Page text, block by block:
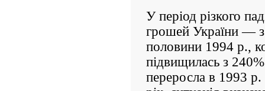
У період різкого
грошей України —
половини 1994 р.,
підвищилась з
переросла в 1993